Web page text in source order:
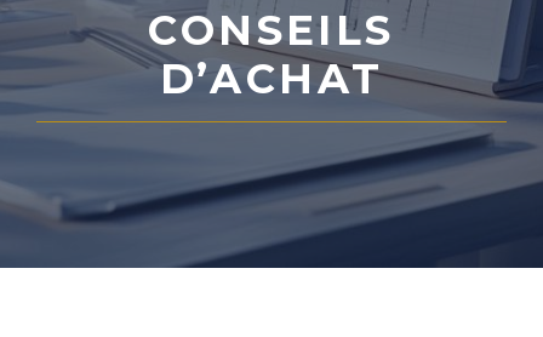
CONSEILS
D’ACHAT